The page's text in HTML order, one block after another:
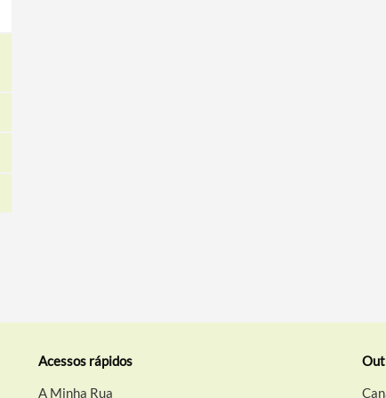
Acessos rápidos
A Minha Rua